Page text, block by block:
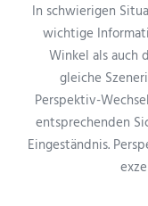
In schwierigen
wichtige
Winkel als auch
gleiche
Perspektiv-
entsprechenden
Eingeständnis.